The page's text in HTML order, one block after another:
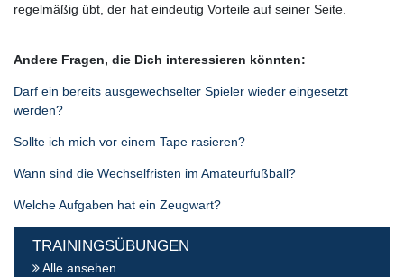
regelmäßig übt, der hat eindeutig Vorteile auf seiner Seite.
Andere Fragen, die Dich interessieren könnten:
Darf ein bereits ausgewechselter Spieler wieder eingesetzt
werden?
Sollte ich mich vor einem Tape rasieren?
Wann sind die Wechselfristen im Amateurfußball?
Welche Aufgaben hat ein Zeugwart?
TRAININGSÜBUNGEN
Alle ansehen